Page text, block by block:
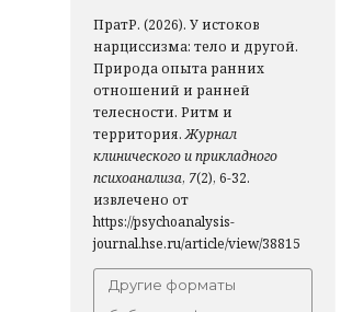
ПратР. (2026). У истоков
нарциссизма: тело и другой.
Природа опыта ранних
отношений и ранней
телесности. Ритм и
территория.Журнал
клинического и прикладного
психоанализа, 7(2), 6-32.
извлечено от
https://psychoanalysis-
journal.hse.ru/article/view/38815
Другие форматы